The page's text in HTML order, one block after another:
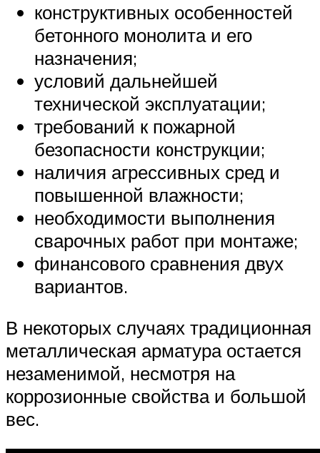
конструктивных особенностей
бетонного монолита и его
назначения;
условий дальнейшей
технической эксплуатации;
требований к пожарной
безопасности конструкции;
наличия агрессивных сред и
повышенной влажности;
необходимости выполнения
сварочных работ при монтаже;
финансового сравнения двух
вариантов.
В некоторых случаях традиционная
металлическая арматура остается
незаменимой, несмотря на
коррозионные свойства и большой
вес.